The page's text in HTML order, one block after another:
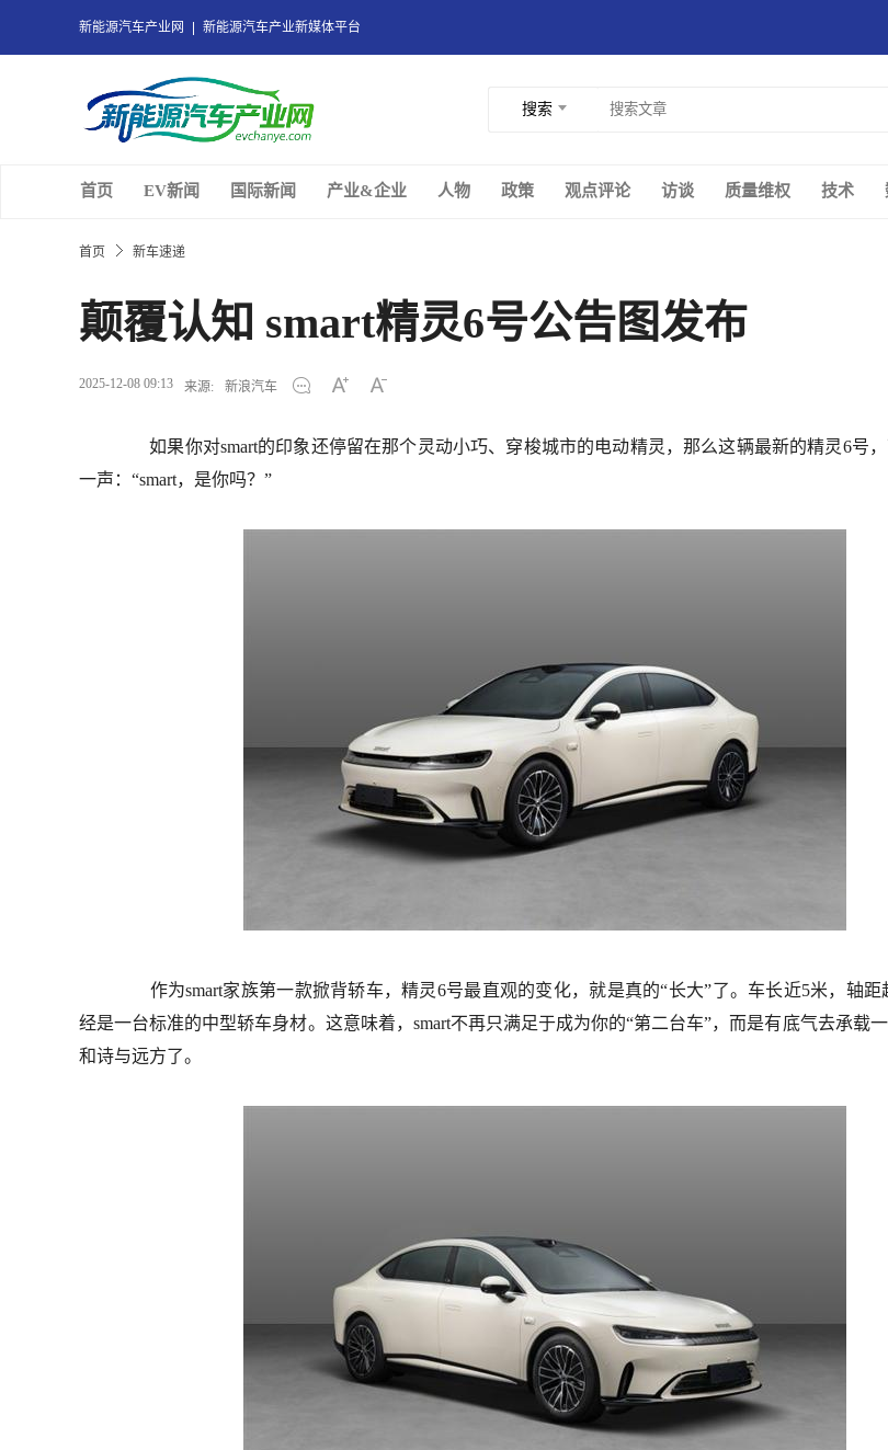
新能源汽车产业网 新能源汽车产业新媒体平台
搜索
首页 EV新闻 国际新闻 产业&企业 人物 政策 观点评论 访谈 质量维权 技术
首页 新车速递
颠覆认知 smart精灵6号公告图发布
2025-12-08 09:13 来源: 新浪汽车
如果你对smart的印象还停留在那个灵动小巧、穿梭城市的电动精灵，那么这辆最新的精灵6号
一声：“smart，是你吗？”
作为smart家族第一款掀背轿车，精灵6号最直观的变化，就是真的“长大”了。车长近5米，轴距
经是一台标准的中型轿车身材。这意味着，smart不再只满足于成为你的“第二台车”，而是有底气去承载
和诗与远方了。